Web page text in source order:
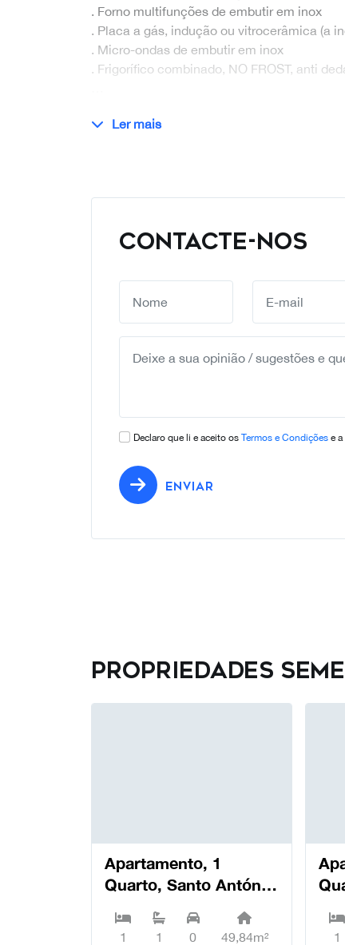
. Forno multifunções de embutir em inox
. Placa a gás, indução ou vitrocerâmica (a
. Micro-ondas de embutir em inox
. Frigorífico combinado, NO FROST, anti
Ler mais
CONTACTE-NOS
Declaro que li e aceito os Termos e Condições e a
ENVIAR
Propriedades
Apartamento, 1
Quarto, Santo António
1 1 0 49,84m² 1